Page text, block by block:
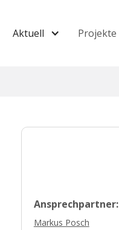
Aktuell Projekte
Ansprechpartner:
Markus Posch